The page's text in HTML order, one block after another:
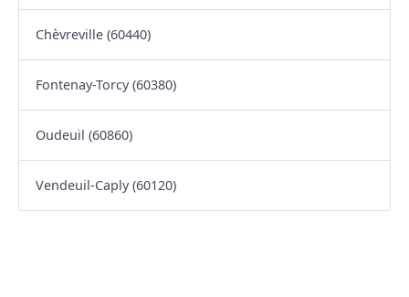
Chèvreville (60440)
Fontenay-Torcy (60380)
Oudeuil (60860)
Vendeuil-Caply (60120)